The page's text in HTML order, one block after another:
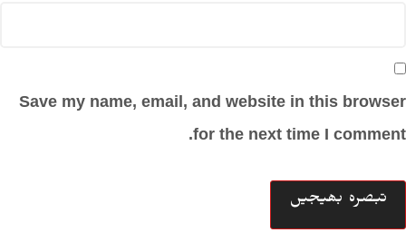
Save my name, email, and website in this browser
for the next time I comment.